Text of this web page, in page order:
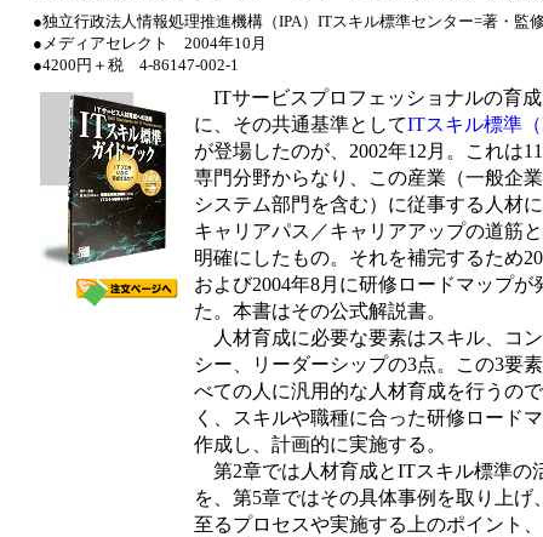
●独立行政法人情報処理推進機構（IPA）ITスキル標準センター=著・監
●メディアセレクト 2004年10月
●4200円＋税 4-86147-002-1
ITサービスプロフェッショナルの育
に、その共通基準としてITスキル標準
が登場したのが、2002年12月。これは
専門分野からなり、この産業（一般企
システム部門を含む）に従事する人材
キャリアパス／キャリアアップの道筋
明確にしたもの。それを補完するため
および2004年8月に研修ロードマップが
た。本書はその公式解説書。
人材育成に必要な要素はスキル、コ
シー、リーダーシップの3点。この3要
べての人に汎用的な人材育成を行うの
く、スキルや職種に合った研修ロード
作成し、計画的に実施する。
第2章では人材育成とITスキル標準の
を、第5章ではその具体事例を取り上げ
至るプロセスや実施する上のポイント